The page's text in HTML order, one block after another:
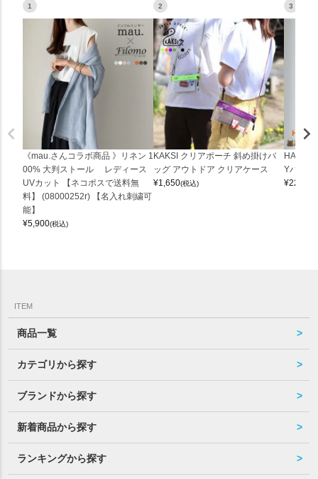
1
《mau.さんコラボ商品 》リネン 1
00% 大判ストール レディース
UVカット 【ネコポスで送料無
料】 (08000252r) 【名入れ刺繍可
能】
¥5,900(税込)
2
KAKSI クリアポーチ 斜め掛けバ
ッグ アウトドア クリアケース
¥1,650(税込)
3
Yバッグ
¥22,000
ITEM
商品一覧
カテゴリから探す
ブランドから探す
新着商品から探す
ランキングから探す